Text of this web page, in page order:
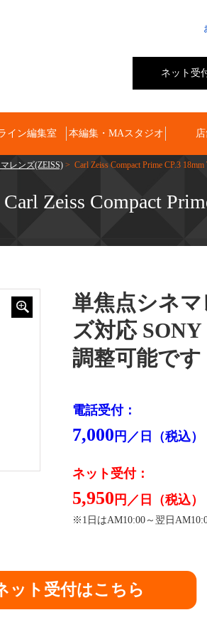
ネット受
イン編集室 本編集・MAスタジオ
レンズ(ZEISS) > Carl Zeiss Compact Prime CP.3 18mm
Carl Zeiss Compact
単焦点シネ
ズ対応
調整可能です
電話受付：
7,000 円／日（税込）
ネット受付：
5,950 円／日（税込）
※1日はAM10:00～翌日
ット受付はこちら